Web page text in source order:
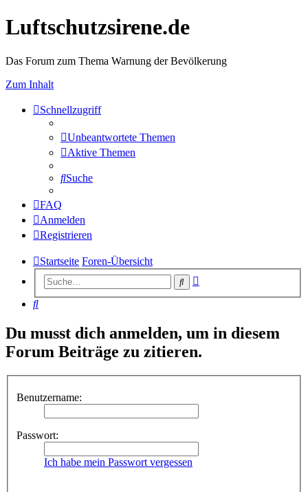
Luftschutzsirene.de
Das Forum zum Thema Warnung der Bevölkerung
Zum Inhalt
Schnellzugriff
Unbeantwortete Themen
Aktive Themen
Suche
FAQ
Anmelden
Registrieren
Startseite Foren-Übersicht
Suche
Suche
Du musst dich anmelden, um in diesem
Forum Beiträge zu zitieren.
Benutzername:
Passwort:
Ich habe mein Passwort vergessen